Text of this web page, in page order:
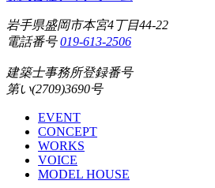
岩手県盛岡市本宮4丁目44-22
電話番号019-613-2506
建築士事務所登録番号
第い(2709)3690号
EVENT
CONCEPT
WORKS
VOICE
MODEL HOUSE